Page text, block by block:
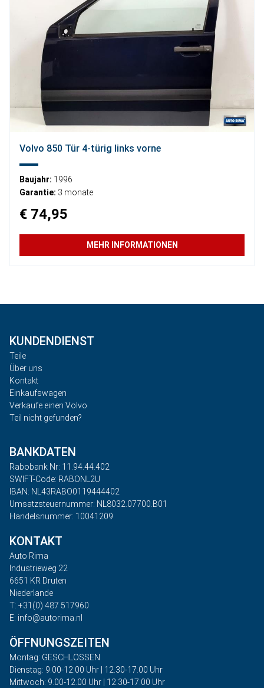
Volvo 850 Tür 4-türig links vorne
Baujahr: 1996
Garantie: 3 monate
€ 74,95
MEHR INFORMATIONEN
KUNDENDIENST
Teile
Über uns
Kontakt
Einkaufswagen
Verkaufe einen Volvo
Teil nicht gefunden?
BANKDATEN
Rabobank Nr: 11.94.44.402
SWIFT-Code: RABONL2U
IBAN: NL43RABO0119444402
Umsatzsteuernummer: NL8032.07700.B01
Handelsnummer: 10041209
KONTAKT
Auto Rima
Industrieweg 22
6651 KR Druten
Niederlande
T: +31(0) 487 517960
E: info@autorima.nl
ÖFFNUNGSZEITEN
Montag: GESCHLOSSEN
Dienstag: 9.00-12.00 Uhr | 12.30-17.00 Uhr
Mittwoch: 9.00-12.00 Uhr | 12.30-17.00 Uhr